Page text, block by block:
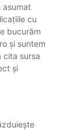
asumat
cu
bucurăm
și suntem
cita sursa
și